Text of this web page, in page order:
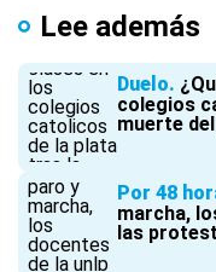
Lee además
Duelo
colegios
muerte
Por 48
marcha,
las